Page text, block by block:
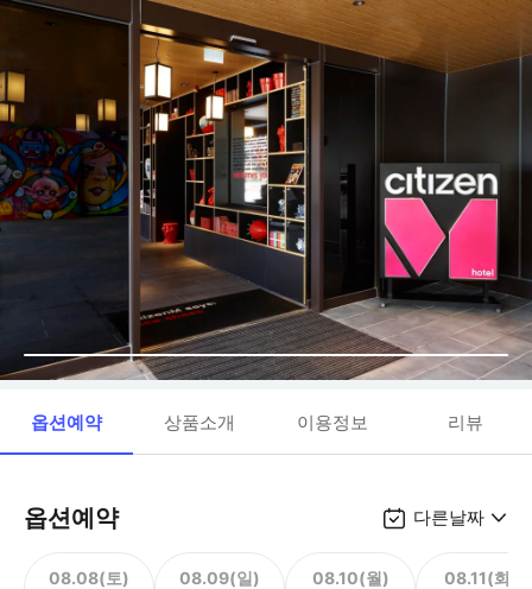
옵션예약 상품소개 이용정보 리뷰
옵션예약 다른날짜
08.08(토) 08.09(일) 08.10(월) 08.11(화)